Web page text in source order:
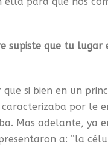
supiste que tu
si bien en un
por le
Mas adelante, ya
a: “la